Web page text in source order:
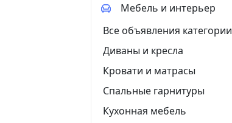
Мебель и интерьер
Все объявления категории
Диваны и кресла
Кровати и матрасы
Спальные гарнитуры
Кухонная мебель